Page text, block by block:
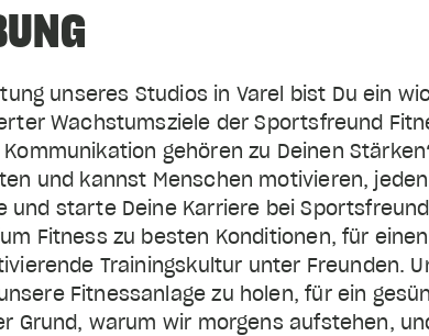
unseres Studios in Varel bist Du ein
Wachstumsziele der Sportsfreund
gehören zu Deinen
und kannst Menschen motivieren,
und starte Deine Karriere bei
Fitness zu besten Konditionen, für
Trainingskultur unter Freunden.
Fitnessanlage zu holen, für ein
Grund, warum wir morgens aufstehen,